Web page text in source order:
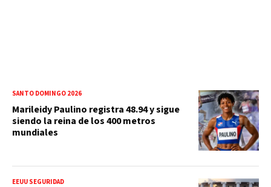
SANTO DOMINGO 2026
Marileidy Paulino registra 48.94 y sigue
siendo la reina de los 400 metros
mundiales
EEUU SEGURIDAD